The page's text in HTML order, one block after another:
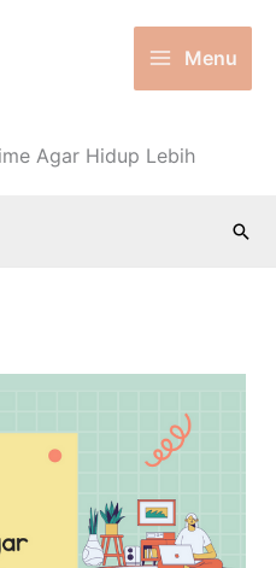
Menu
Agar Hidup Lebih
Cari